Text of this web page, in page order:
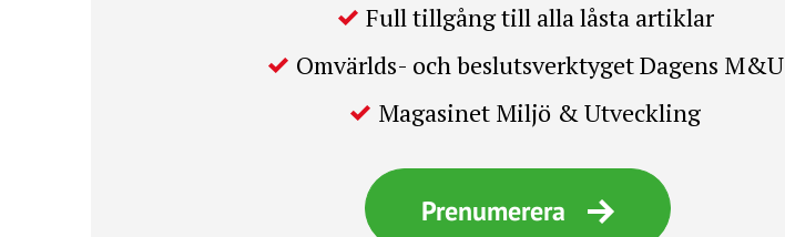
Full tillgång till alla låsta artiklar
Omvärlds- och beslutsverktyget Dagens M&U
Magasinet Miljö & Utveckling
Prenumerera